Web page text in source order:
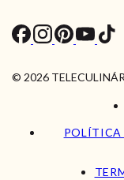
© 2026
POLÍTICA